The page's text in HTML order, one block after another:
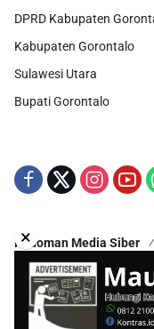
DPRD Kabupaten
Kabupaten Gorontalo
Sulawesi Utara
Bupati Gorontalo
Pedoman Media Siber
Kontak Kami
Copyright © 2025 - All
Hestek Media
×